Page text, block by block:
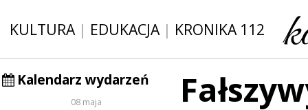
KULTURA| EDUKACJA| KRONIKA 112
Kalendarz wydarzeń
08 maja